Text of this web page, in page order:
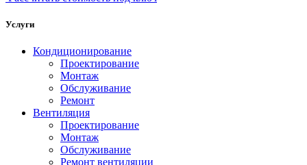
Услуги
Кондиционирование
Проектирование
Монтаж
Обслуживание
Ремонт
Вентиляция
Проектирование
Монтаж
Обслуживание
Ремонт вентиляции